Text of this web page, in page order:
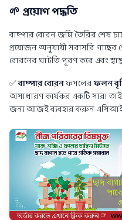
🌱 প্রয়োগ পদ্ধতি
বাম্পার বোরন জমি তৈরির শেষ
প্রয়োজন অনুযায়ী সরাসরি গাছের
বোরনের ঘাটতি পূরণ করে এবং
✅বাম্পার বোরনফসলেরফলন
অসাধারণ কার্যকর একটি সার।
জন্য আজই ব্যবহার করুন এসিআই